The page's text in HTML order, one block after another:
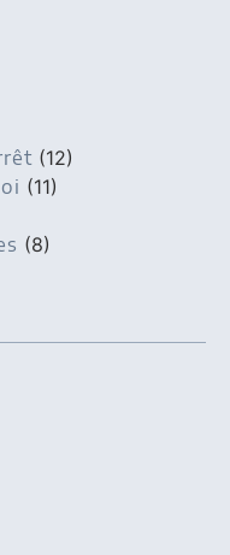
(12)
(11)
(8)